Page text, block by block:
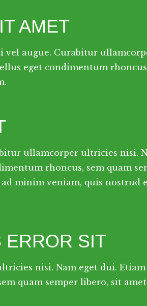
AMET
vel augue. Curabitur
eget condimentum
ullamcorper ultricies nisi.
rhoncus, sem quam
minim veniam, quis nostrud
ERROR SIT
nisi. Nam eget dui. Etiam
quam semper libero, sit